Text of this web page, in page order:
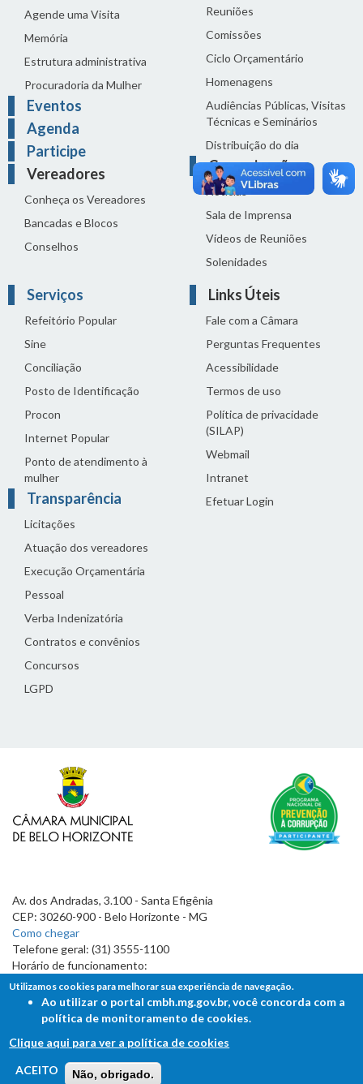
Agende uma Visita
Memória
Estrutura administrativa
Procuradoria da Mulher
Eventos
Agenda
Participe
Vereadores
Conheça os Vereadores
Bancadas e Blocos
Conselhos
Reuniões
Comissões
Ciclo Orçamentário
Homenagens
Audiências Públicas, Visitas
Técnicas e Seminários
Distribuição do dia
Comunicação
Notícias
Sala de Imprensa
Vídeos de Reuniões
Solenidades
Serviços
Refeitório Popular
Sine
Conciliação
Posto de Identificação
Procon
Internet Popular
Ponto de atendimento à
mulher
Transparência
Licitações
Atuação dos vereadores
Execução Orçamentária
Pessoal
Verba Indenizatória
Contratos e convênios
Concursos
LGPD
Links Úteis
Fale com a Câmara
Perguntas Frequentes
Acessibilidade
Termos de uso
Política de privacidade
(SILAP)
Webmail
Intranet
Efetuar Login
Av. dos Andradas, 3.100 - Santa Efigênia
CEP: 30260-900 - Belo Horizonte - MG
Como chegar
Telefone geral: (31) 3555-1100
Horário de funcionamento:
7h às 19h
FALE COM A CÂMARA
Ouvidoria - Lei de Acesso à Informação
Utilizamos cookies para melhorar sua experiência de navegação.
Ao utilizar o portal cmbh.mg.gov.br, você concorda com a
política de monitoramento de cookies.
Clique aqui para ver a política de cookies
ACEITO
Não, obrigado.